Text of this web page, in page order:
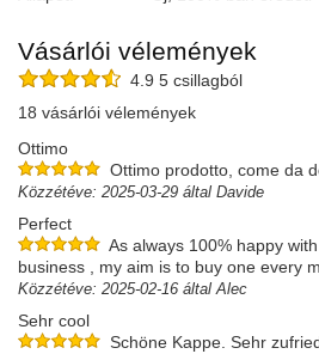
Vásárlói vélemények
4.9 5 csillagból
18 vásárlói vélemények
Ottimo
Ottimo prodotto, come da
Közzétéve: 2025-03-29 által Davide
Perfect
As always 100% happy
business , my aim is to buy one every
Közzétéve: 2025-02-16 által Alec
Sehr cool
Schöne Kappe. Sehr